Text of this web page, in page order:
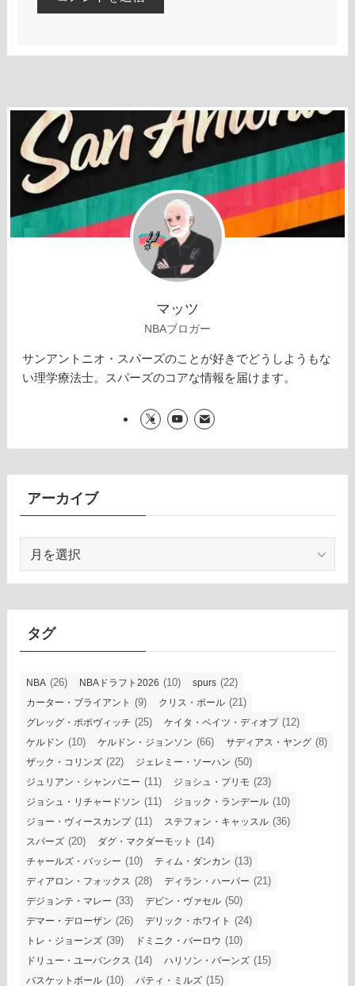
マッツ
NBAブロガー
サンアントニオ・スパーズのことが好きでどうしようもな
い理学療法士。スパーズのコアな情報を届けます。
アーカイブ
カ
タグ
NBA (26) NBAドラフト2026 (10) spurs (22)
カーター・ブライアント (9) クリス・ポール (21)
グレッグ・ポポヴィッチ (25) ケイタ・ベイツ・ディオプ(12)
ケルドン (10) ケルドン・ジョンソン (66) サディアス・ヤング (8)
ザック・コリンズ (22) ジェレミー・ソーハン (50)
ジュリアン・シャンパニー (11) ジョシュ・プリモ (23)
ジョシュ・リチャードソン (11) ジョック・ランデール (10)
ジョー・ヴィースカンプ(11) ステフォン・キャッスル (36)
スパーズ (20) ダグ・マクダーモット (14)
チャールズ・バッシー (10) ティム・ダンカン (13)
ディアロン・フォックス (28) ディラン・ハーパー (21)
デジョンテ・マレー (33) デビン・ヴァセル (50)
デマー・デローザン (26) デリック・ホワイト (24)
トレ・ジョーンズ (39) ドミニク・バーロウ (10)
ドリュー・ユーバンクス (14) ハリソン・バーンズ (15)
バスケットボール (10) パティ・ミルズ (15)